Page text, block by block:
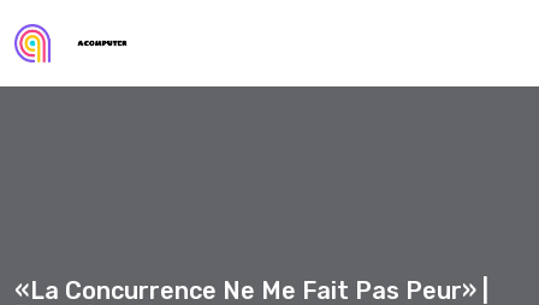
«La Concurrence Ne Me Fait Pas Peur» |